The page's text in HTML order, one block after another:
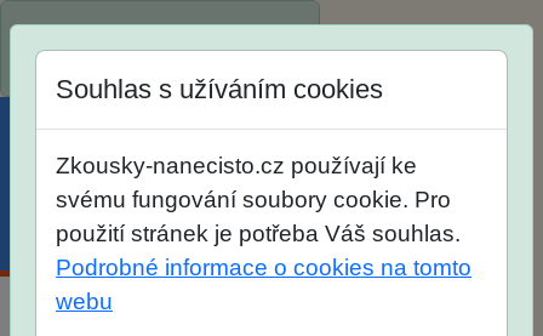
Menu Účet Košík
Souhlas s užíváním cookies
Zkousky-nanecisto.cz používají ke
svému fungování soubory cookie. Pro
použití stránek je potřeba Váš souhlas.
Podrobné informace o cookies na tomto
webu